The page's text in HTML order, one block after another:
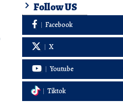
Follow US
Facebook
X
Youtube
Tiktok